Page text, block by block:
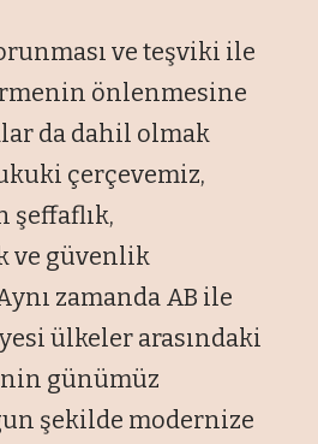
ve teşviki ile
önlenmesine
da dahil olmak
çerçevemiz,
şeffaflık,
ve güvenlik
zamanda AB ile
ülkeler arasındaki
günümüz
şekilde modernize